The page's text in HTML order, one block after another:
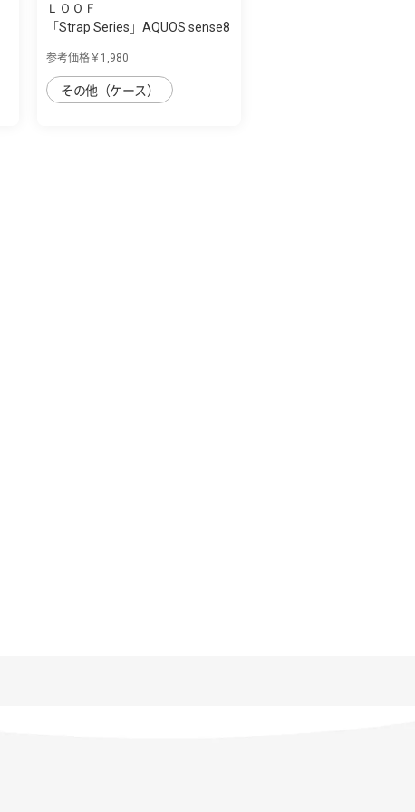
ＬＯＯＦ
「Strap Series」AQUOS sense8
参考価格￥1,980
その他（ケース）